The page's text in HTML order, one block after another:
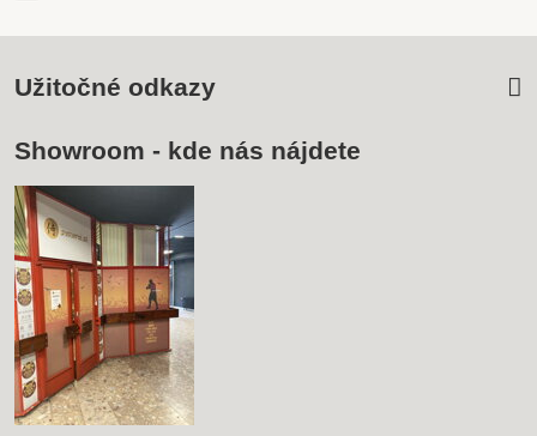
Užitočné odkazy
Showroom - kde nás nájdete